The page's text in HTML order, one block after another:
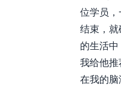
位学员，
结束，就
的生活中
我给他
在我的脑